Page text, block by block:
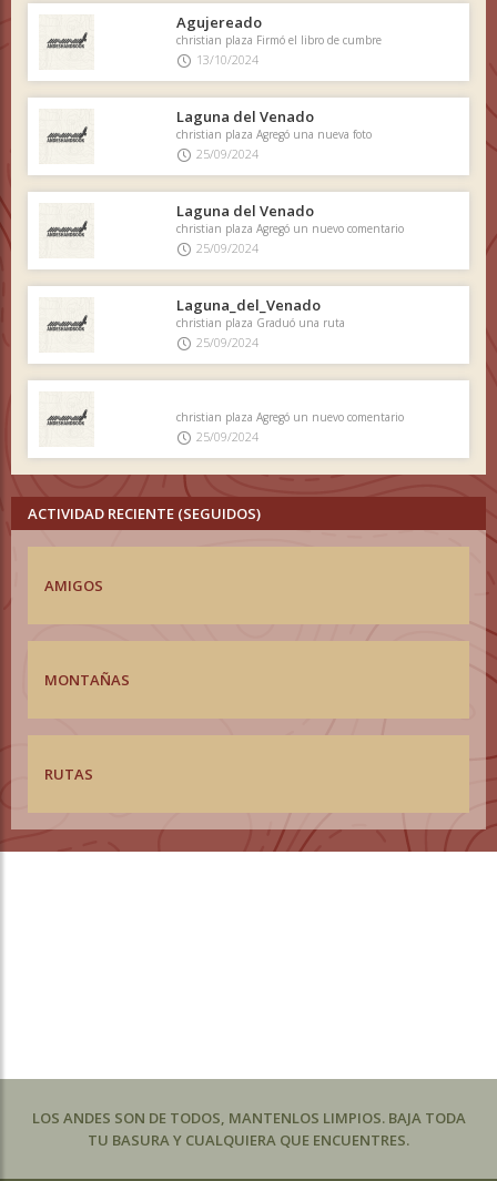
Agujereado
christian plaza Firmó el libro de cumbre
13/10/2024
Laguna del Venado
christian plaza Agregó una nueva foto
25/09/2024
Laguna del Venado
christian plaza Agregó un nuevo comentario
25/09/2024
Laguna_del_Venado
christian plaza Graduó una ruta
25/09/2024
christian plaza Agregó un nuevo comentario
25/09/2024
ACTIVIDAD RECIENTE (SEGUIDOS)
AMIGOS
MONTAÑAS
RUTAS
LOS ANDES SON DE TODOS, MANTENLOS LIMPIOS. BAJA TODA
TU BASURA Y CUALQUIERA QUE ENCUENTRES.